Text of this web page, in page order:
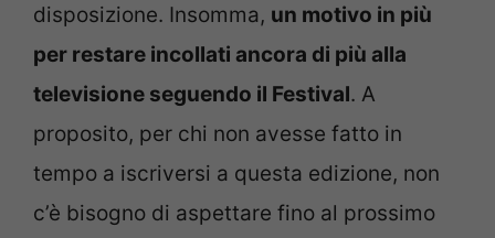
disposizione. Insomma, un motivo in più
per restare incollati ancora di più alla
televisione seguendo il Festival. A
proposito, per chi non avesse fatto in
tempo a iscriversi a questa edizione, non
c’è bisogno di aspettare fino al prossimo